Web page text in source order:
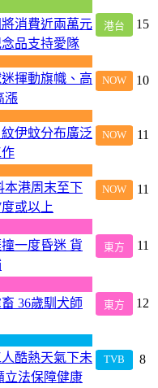
消費近兩萬元
品支持愛隊
港台 15
揮動旗幟、高
漲
NOW 10
伊蚊分布廣泛
NOW 11
本港周末至下
或以上
NOW 11
一度昏迷 貨
東方 11
36歲馴犬師
東方 12
酷熱天氣下未
立法保障健康
TVB 8